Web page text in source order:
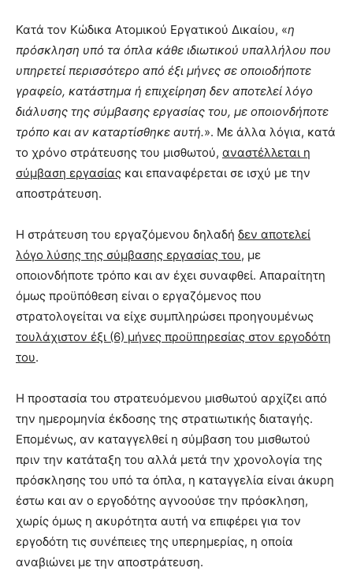
Κατά τον Κώδικα Ατομικού Εργατικού Δικαίου, «η
πρόσκληση υπό τα όπλα κάθε ιδιωτικού υπαλλήλου που
υπηρετεί περισσότερο από έξι μήνες σε οποιοδήποτε
γραφείο, κατάστημα ή επιχείρηση δεν αποτελεί λόγο
διάλυσης της σύμβασης εργασίας του, με οποιονδήποτε
τρόπο και αν καταρτίσθηκε αυτή.». Με άλλα λόγια, κατά
το χρόνο στράτευσης του μισθωτού, αναστέλλεται η
σύμβαση εργασίας και επαναφέρεται σε ισχύ με την
αποστράτευση.
Η στράτευση του εργαζόμενου δηλαδή δεν αποτελεί
λόγο λύσης της σύμβασης εργασίας του, με
οποιονδήποτε τρόπο και αν έχει συναφθεί. Απαραίτητη
όμως προϋπόθεση είναι ο εργαζόμενος που
στρατολογείται να είχε συμπληρώσει προηγουμένως
τουλάχιστον έξι (6) μήνες προϋπηρεσίας στον εργοδότη
του.
Η προστασία του στρατευόμενου μισθωτού αρχίζει από
την ημερομηνία έκδοσης της στρατιωτικής διαταγής.
Επομένως, αν καταγγελθεί η σύμβαση του μισθωτού
πριν την κατάταξη του αλλά μετά την χρονολογία της
πρόσκλησης του υπό τα όπλα, η καταγγελία είναι άκυρη
έστω και αν ο εργοδότης αγνοούσε την πρόσκληση,
χωρίς όμως η ακυρότητα αυτή να επιφέρει για τον
εργοδότη τις συνέπειες της υπερημερίας, η οποία
αναβιώνει με την αποστράτευση.